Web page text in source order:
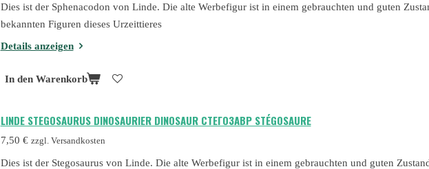
Dies ist der Sphenacodon von Linde. Die alte Werbefigur ist in einem gebrauchten und guten
bekannten Figuren dieses Urzeittieres
Details anzeigen
In den Warenkorb
LINDE STEGOSAURUS DINOSAURIER DINOSAUR СТЕГОЗАВР STÉGOSAURE
7,50 € zzgl. Versandkosten
Dies ist der Stegosaurus von Linde. Die alte Werbefigur ist in einem gebrauchten und guten